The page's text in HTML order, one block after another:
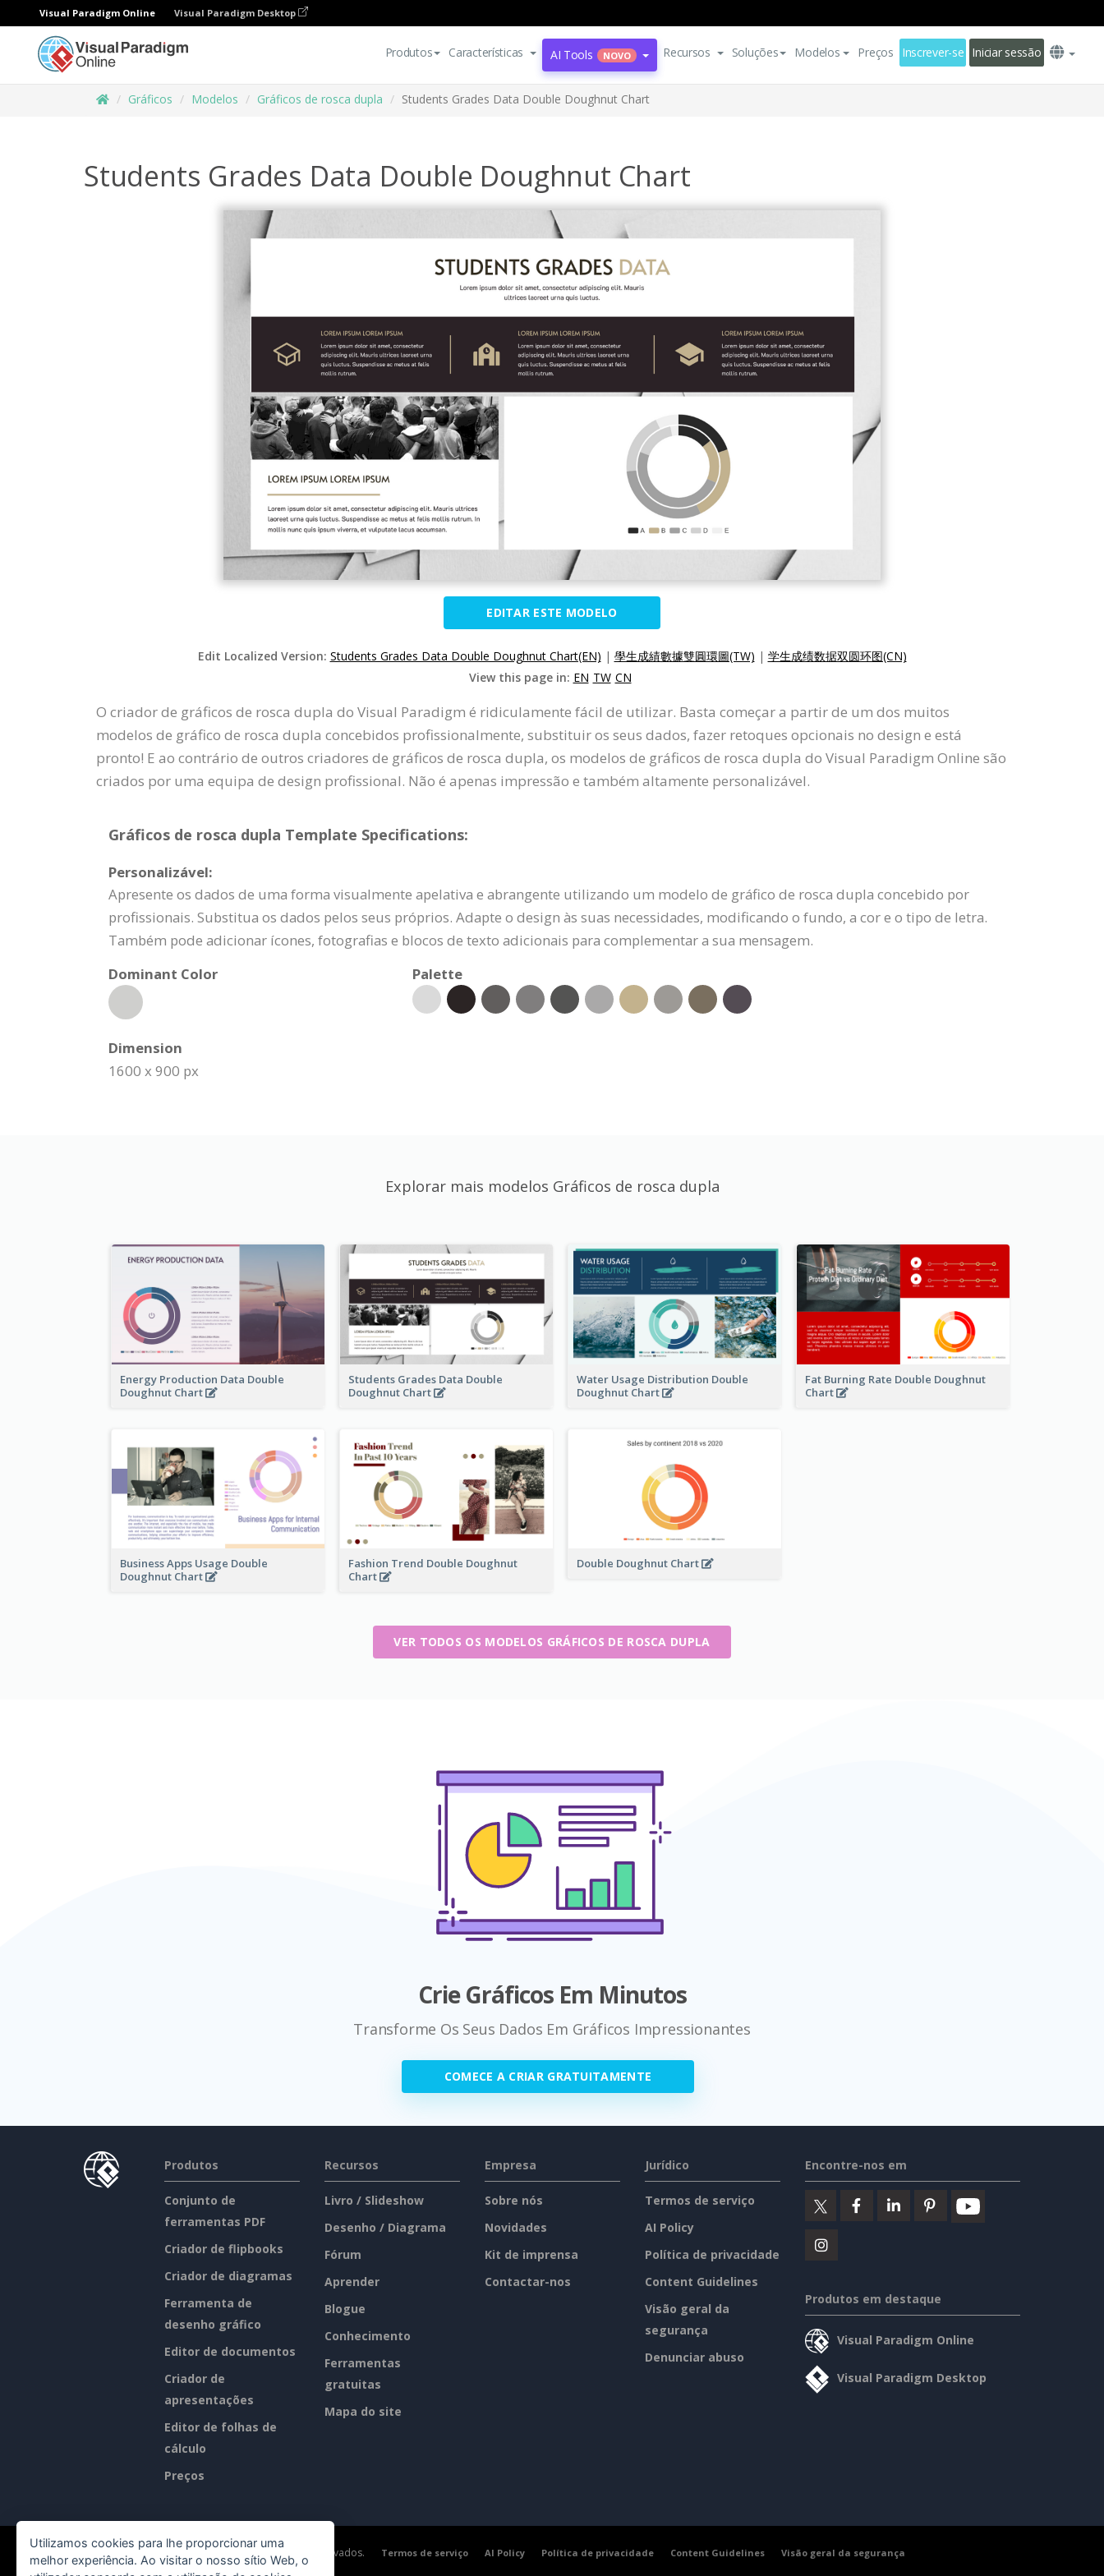
Visual Paradigm Online Visual Paradigm Desktop
Produtos Características AI Tools NOVO Recursos Soluções Modelos Preços Inscrever-se Iniciar sessão
Gráficos Modelos Gráficos de rosca dupla Students Grades Data Double Doughnut Chart
Students Grades Data Double Doughnut Chart
EDITAR ESTE MODELO
Edit Localized Version: Students Grades Data Double Doughnut Chart(EN) | 學生成績數據雙圓環圖(TW) | 学生成绩数据双圆环图(CN)
View this page in: EN TW CN
O criador de gráficos de rosca dupla do Visual Paradigm é ridiculamente fácil de utilizar. Basta começar a partir de um dos muitos
modelos de gráfico de rosca dupla concebidos profissionalmente, substituir os seus dados, fazer retoques opcionais no design e está
pronto! E ao contrário de outros criadores de gráficos de rosca dupla, os modelos de gráficos de rosca dupla do Visual Paradigm Online são
criados por uma equipa de design profissional. Não é apenas impressão e também altamente personalizável.
Gráficos de rosca dupla Template Specifications:
Personalizável:
Apresente os dados de uma forma visualmente apelativa e abrangente utilizando um modelo de gráfico de rosca dupla concebido por
profissionais. Substitua os dados pelos seus próprios. Adapte o design às suas necessidades, modificando o fundo, a cor e o tipo de letra.
Também pode adicionar ícones, fotografias e blocos de texto adicionais para complementar a sua mensagem.
Dominant Color
Palette
Dimension
1600 x 900 px
Explorar mais modelos Gráficos de rosca dupla
Energy Production Data Double
Doughnut Chart
Students Grades Data Double
Doughnut Chart
Water Usage Distribution Double
Doughnut Chart
Fat Burning Rate Double Doughnut
Chart
Business Apps Usage Double
Doughnut Chart
Fashion Trend Double Doughnut
Chart
Double Doughnut Chart
VER TODOS OS MODELOS GRÁFICOS DE ROSCA DUPLA
Crie Gráficos Em Minutos
Transforme Os Seus Dados Em Gráficos Impressionantes
COMECE A CRIAR GRATUITAMENTE
Produtos
Conjunto de
ferramentas PDF
Criador de flipbooks
Criador de diagramas
Ferramenta de
desenho gráfico
Editor de documentos
Criador de
apresentações
Editor de folhas de
cálculo
Preços
Recursos
Livro / Slideshow
Desenho / Diagrama
Fórum
Aprender
Blogue
Conhecimento
Ferramentas
gratuitas
Mapa do site
Empresa
Sobre nós
Novidades
Kit de imprensa
Contactar-nos
Jurídico
Termos de serviço
AI Policy
Política de privacidade
Content Guidelines
Visão geral da
segurança
Denunciar abuso
Encontre-nos em
Produtos em destaque
Visual Paradigm Online
Visual Paradigm Desktop
©2026 by Visual Paradigm. Todos os direitos reservados. Termos de serviço AI Policy Política de privacidade Content Guidelines Visão geral da segurança
Utilizamos cookies para lhe proporcionar uma
melhor experiência. Ao visitar o nosso sítio Web, o